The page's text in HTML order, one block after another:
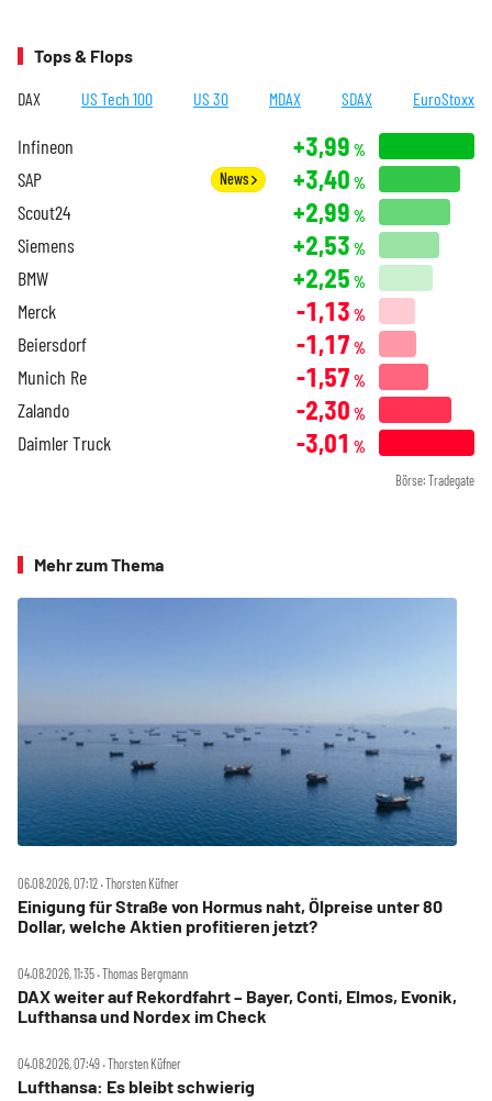
Tops & Flops
DAX US Tech 100 US 30 MDAX SDAX EuroStoxx
Infineon +3,99 %
SAP News +3,40 %
Scout24 +2,99 %
Siemens +2,53 %
BMW +2,25 %
Merck -1,13 %
Beiersdorf -1,17 %
Munich Re -1,57 %
Zalando -2,30 %
Daimler Truck -3,01 %
Börse: Tradegate
Mehr zum Thema
06.08.2026, 07:12 ‧ Thorsten Küfner
Einigung für Straße von Hormus naht, Ölpreise unter 80
Dollar, welche Aktien profitieren jetzt?
04.08.2026, 11:35 ‧ Thomas Bergmann
DAX weiter auf Rekordfahrt – Bayer, Conti, Elmos, Evonik,
Lufthansa und Nordex im Check
04.08.2026, 07:49 ‧ Thorsten Küfner
Lufthansa: Es bleibt schwierig